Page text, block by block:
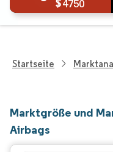
4750
Startseite
Marktgröße und
Airbags